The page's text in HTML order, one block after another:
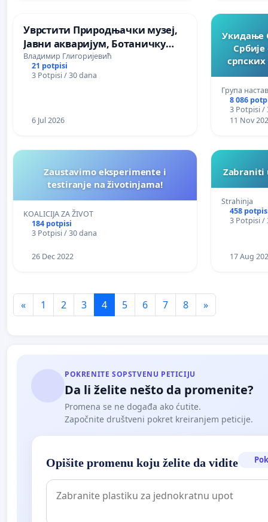
Уврстити Природњачки музеј,
Јавни акваријум, Ботаничку
башту у нови ГУП града Ниша
Владимир Глигоријевић
21 potpisi
3 Potpisi / 30 dana
6 Jul 2026
Укидање
српских
Група
8 086
3 Potpisi /
11 Nov
Zaustavimo eksperimente i
testiranje na životinjama!
KOALICIJA ZA ŽIVOT
184 potpisi
3 Potpisi / 30 dana
26 Dec 2022
Zabraniti
Strahinja
458
3 Potpisi /
17 Aug
« 1 2 3 4 5 6 7 8 »
POKRENITE SOPSTVENU PETICIJU
Da li želite nešto da promenite?
Promena se ne događa ako ćutite.
Započnite društveni pokret kreiranjem peticije.
Opišite promenu koju želite da vidite